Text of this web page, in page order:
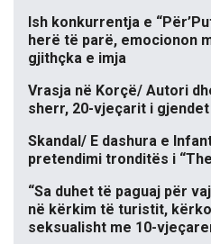
Ish konkurrentja e
herë të parë, emocionon
gjithçka e imja
Vrasja në Korçë/ Autori
sherr, 20-vjeçarit i
Skandal/ E dashura e
pretendimi tronditës i
“Sa duhet të paguaj për
në kërkim të turistit,
seksualisht me 10-